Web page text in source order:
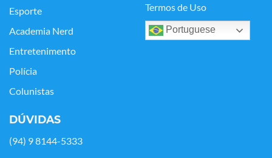
Esporte
Academia Nerd
Entretenimento
Polícia
Colunistas
Termos de Uso
Portuguese
DÚVIDAS
(94) 9 8144-5333